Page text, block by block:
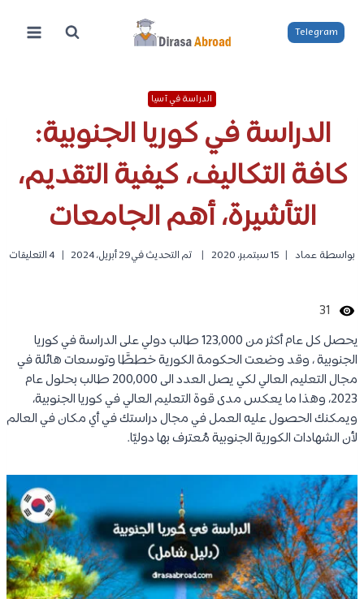
المحتوى
Telegram
الدراسة في آسيا
الدراسة في كوريا الجنوبية:
كافة التكاليف، كيفية التقديم،
التأشيرة، أهم الجامعات
بواسطة عماد 15 سبتمبر، 2020 تم التحديث في29 أبريل، 2024 4 التعليقات
31
يحصل كل عام أكثر من 123,000 طالب دولي على الدراسة في كوريا
الجنوبية ، وقد وضعت الحكومة الكورية خططًَا وتوسعات هائلة في
مجال التعليم العالي لكي يصل العدد الى 200,000 طالب بحلول عام
2023، وهذا ما يعكس مدى قوة التعليم العالي في كوريا الجنوبية،
ويمكنك الحصول عليه العمل في مجال دراستك في أي مكان في العالم
لأن الشهادات الكورية الجنوبية مُعترف بها دوليًا.